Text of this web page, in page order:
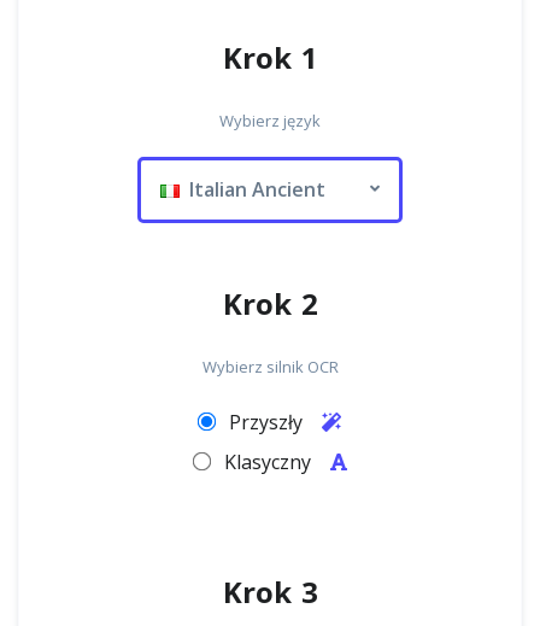
Krok 1
Wybierz język
Italian Ancient
Krok 2
Wybierz silnik OCR
Przyszły
Klasyczny
Krok 3